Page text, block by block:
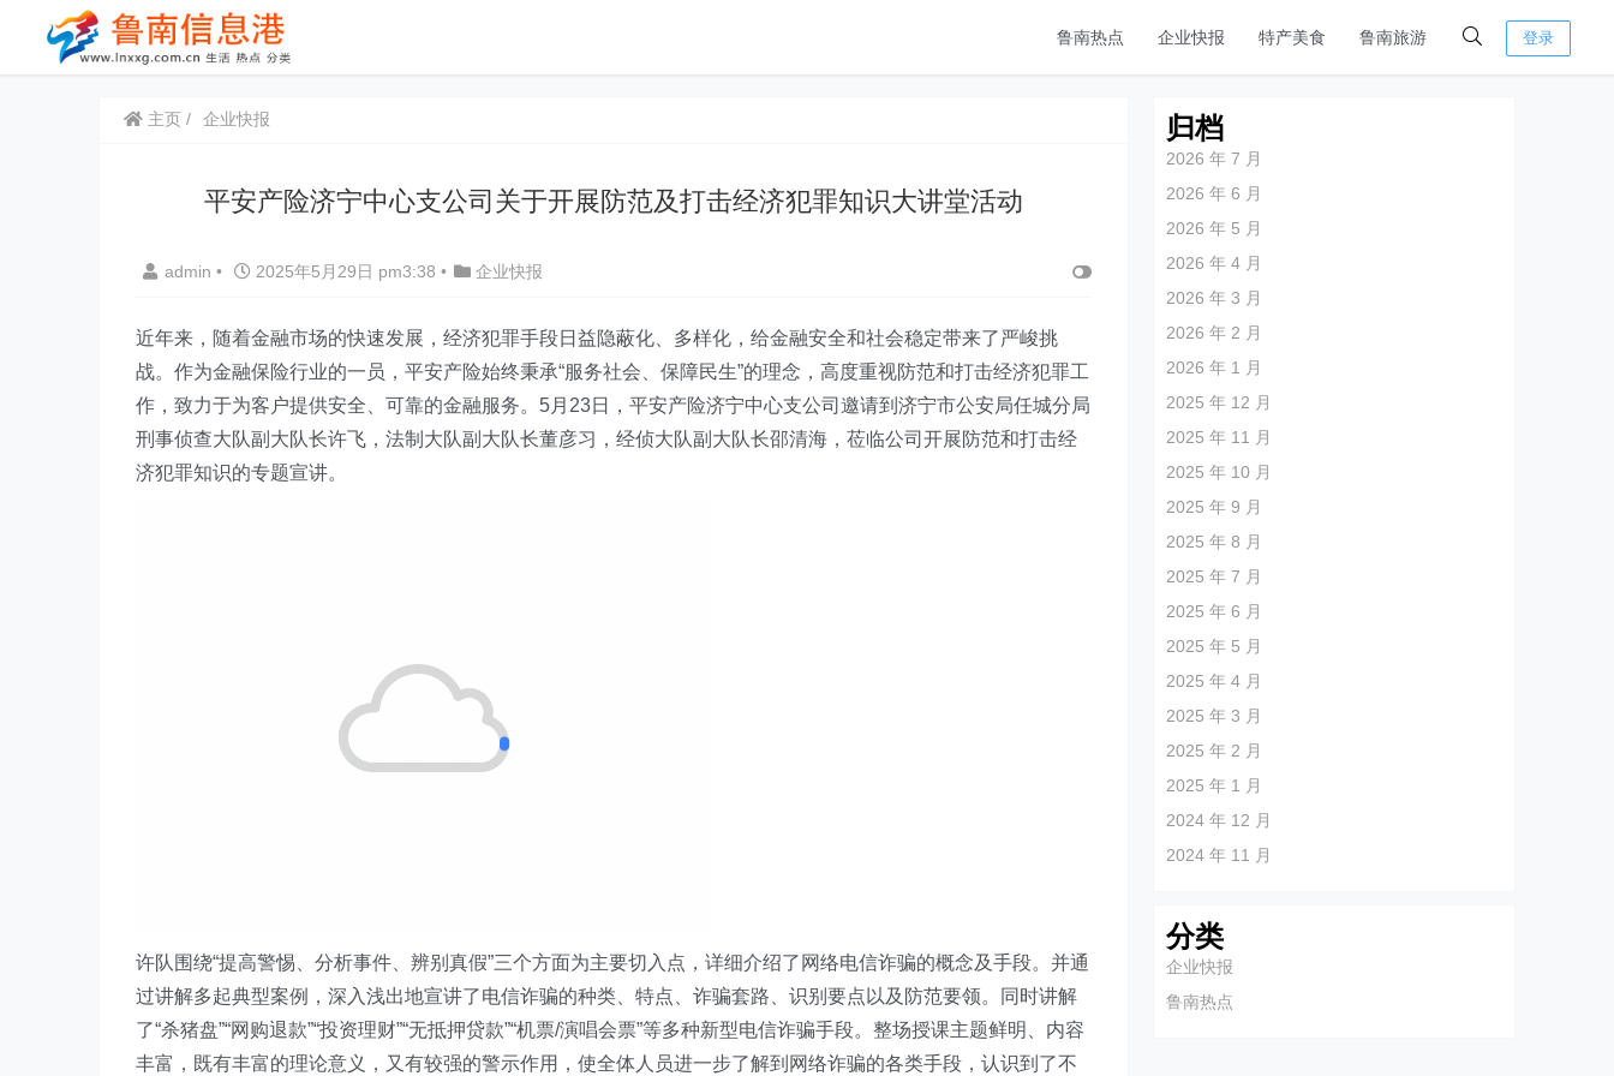
鲁南热点 企业快报 特产美食 鲁南旅游 登录
主页 企业快报
平安产险济宁中心支公司关于开展防范及打击经济犯罪知识大讲堂活动
admin • 2025年5月29日 pm3:38 • 企业快报
近年来，随着金融市场的快速发展，经济犯罪手段日益隐蔽化、多样化，给金融安全和社会稳定带来了严峻挑
战。作为金融保险行业的一员，平安产险始终秉承“服务社会、保障民生”的理念，高度重视防范和打击经济犯罪工
作，致力于为客户提供安全、可靠的金融服务。5月23日，平安产险济宁中心支公司邀请到济宁市公安局任城分局
刑事侦查大队副大队长许飞，法制大队副大队长董彦习，经侦大队副大队长邵清海，莅临公司开展防范和打击经
济犯罪知识的专题宣讲。
许队 围绕“提高警惕、分析事件、辨别真假”三个方面为主要切入点，详细介绍了网络电信诈骗的概念及手段。并通
过讲解多起典型案例，深入浅出地宣讲了电信诈骗的种类、特点、诈骗套路、识别要点以及防范要领。同时讲解
了“杀猪盘”“网购退款”“投资理财”“无抵押贷款”“机票/演唱会票”等多种新型电信诈骗手段。整场授课主题鲜明、内容
丰富，既有丰富的理论意义，又有较强的警示作用，使全体人员进一步了解到网络诈骗的各类手段，认识到了不
归档
2026 年 7 月
2026 年 6 月
2026 年 5 月
2026 年 4 月
2026 年 3 月
2026 年 2 月
2026 年 1 月
2025 年 12 月
2025 年 11 月
2025 年 10 月
2025 年 9 月
2025 年 8 月
2025 年 7 月
2025 年 6 月
2025 年 5 月
2025 年 4 月
2025 年 3 月
2025 年 2 月
2025 年 1 月
2024 年 12 月
2024 年 11 月
分类
企业快报
鲁南热点